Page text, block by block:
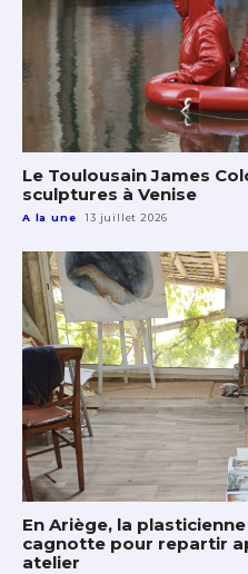
Le Toulousain James
sculptures à Venise
A la une 13 juillet 2026
En Ariège, la
cagnotte pour repartir
atelier